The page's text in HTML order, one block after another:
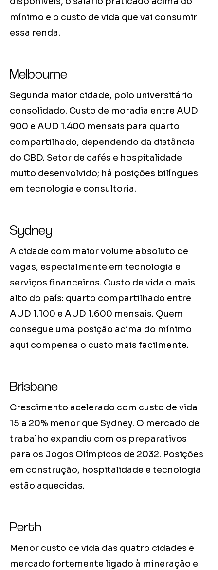
mínimo e o custo de vida que vai consumir
essa renda.
Melbourne
Segunda maior cidade, polo universitário
consolidado. Custo de moradia entre AUD
900 e AUD 1.400 mensais para quarto
compartilhado, dependendo da distância
do CBD. Setor de cafés e hospitalidade
muito desenvolvido; há posições bilíngues
em tecnologia e consultoria.
Sydney
A cidade com maior volume absoluto de
vagas, especialmente em tecnologia e
serviços financeiros. Custo de vida o mais
alto do país: quarto compartilhado entre
AUD 1.100 e AUD 1.600 mensais. Quem
consegue uma posição acima do mínimo
aqui compensa o custo mais facilmente.
Brisbane
Crescimento acelerado com custo de vida
15 a 20% menor que Sydney. O mercado de
trabalho expandiu com os preparativos
para os Jogos Olímpicos de 2032. Posições
em construção, hospitalidade e tecnologia
estão aquecidas.
Perth
Menor custo de vida das quatro cidades e
mercado fortemente ligado à mineração e